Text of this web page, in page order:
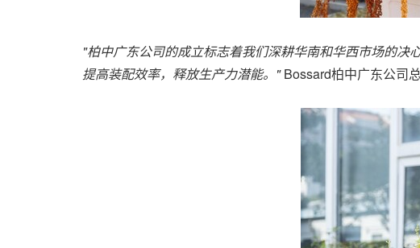
"柏中广东公司的成立标志着我们深耕华南和华西市场的
提高装配效率，释放生产力潜能。 "Bossard柏中广东公司